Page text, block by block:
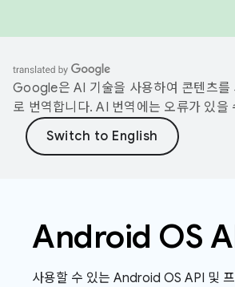
Google은 AI 기술을 사용하여 콘텐츠를
로 번역합니다. AI 번역에는 오류가 있을
Android OS
사용할 수 있는 Android OS API 및